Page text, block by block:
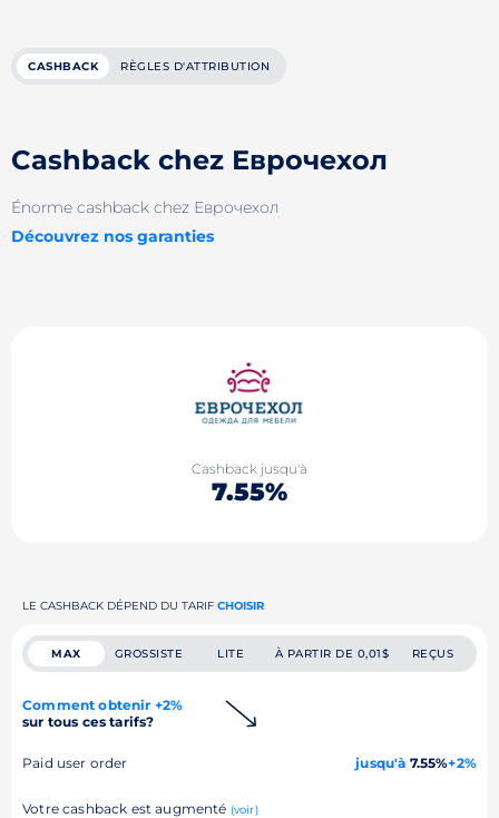
CASHBACK RÈGLES D'ATTRIBUTION
Cashback chez Еврочехол
Énorme cashback chez Еврочехол
Découvrez nos garanties
Cashback jusqu'à
7.55%
LE CASHBACK DÉPEND DU TARIF CHOISIR
MAX GROSSISTE LITE À PARTIR DE 0,01$ REÇUS
Comment obtenir +2%
sur tous ces tarifs?
Paid user order jusqu'à 7.55%+2%
Votre cashback est augmenté (voir)